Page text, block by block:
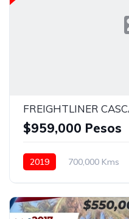
FREIGHTLINER
$959,000 Pesos
2019 700,000 Kms